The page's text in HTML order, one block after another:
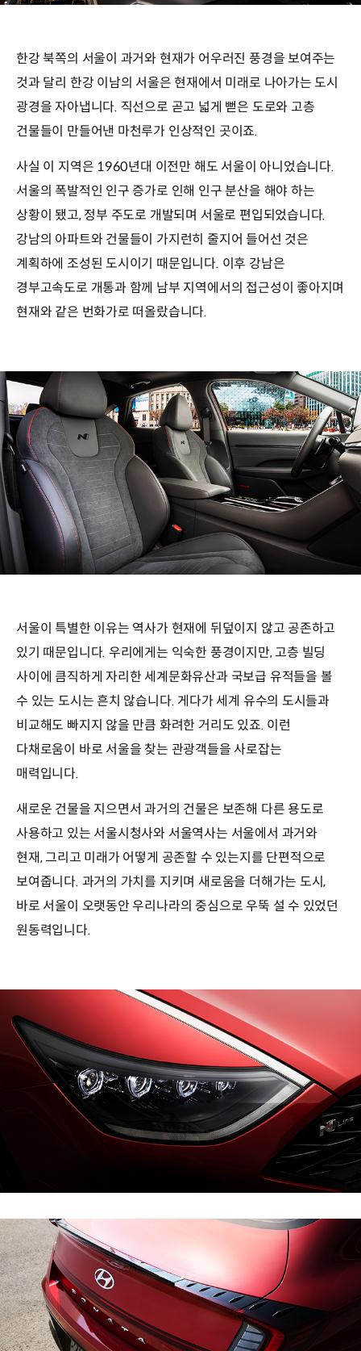
한강 북쪽의 서울이 과거와 현재가 어우러진 풍경을 보여주는
것과 달리 한강 이남의 서울은 현재에서 미래로 나아가는 도시
광경을 자아냅니다. 직선으로 곧고 넓게 뻗은 도로와 고층
건물들이 만들어낸 마천루가 인상적인 곳이죠.
사실 이 지역은 1960년대 이전만 해도 서울이 아니었습니다.
서울의 폭발적인 인구 증가로 인해 인구 분산을 해야 하는
상황이 됐고, 정부 주도로 개발되며 서울로 편입되었습니다.
강남의 아파트와 건물들이 가지런히 줄지어 들어선 것은
계획하에 조성된 도시이기 때문입니다. 이후 강남은
경부고속도로 개통과 함께 남부 지역에서의 접근성이 좋아지며
현재와 같은 번화가로 떠올랐습니다.
서울이 특별한 이유는 역사가 현재에 뒤덮이지 않고 공존하고
있기 때문입니다. 우리에게는 익숙한 풍경이지만, 고층 빌딩
사이에 큼직하게 자리한 세계문화유산과 국보급 유적들을 볼
수 있는 도시는 흔치 않습니다. 게다가 세계 유수의 도시들과
비교해도 빠지지 않을 만큼 화려한 거리도 있죠. 이런
다채로움이 바로 서울을 찾는 관광객들을 사로잡는
매력입니다.
새로운 건물을 지으면서 과거의 건물은 보존해 다른 용도로
사용하고 있는 서울시청사와 서울역사는 서울에서 과거와
현재, 그리고 미래가 어떻게 공존할 수 있는지를 단편적으로
보여줍니다. 과거의 가치를 지키며 새로움을 더해가는 도시,
바로 서울이 오랫동안 우리나라의 중심으로 우뚝 설 수 있었던
원동력입니다.